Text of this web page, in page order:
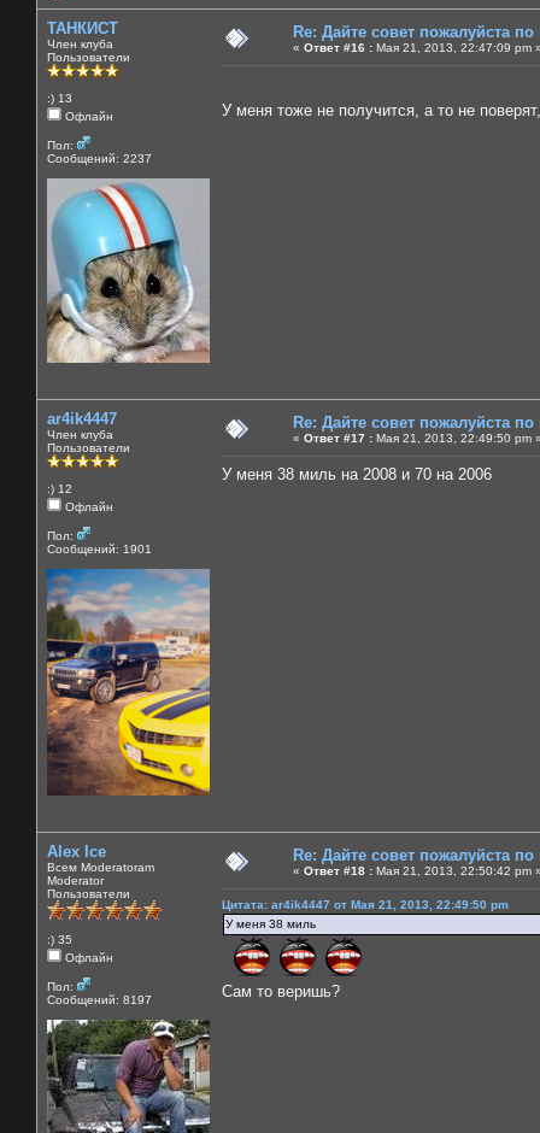
ТАНКИСТ
Член клуба
Пользователи
:) 13
Офлайн
Пол:
Сообщений: 2237
Re: Дайте совет пожалуйста
« Ответ #16 : Мая 21, 2013, 22:47:09 pm
У меня тоже не получится, а то не
ar4ik4447
Член клуба
Пользователи
:) 12
Офлайн
Пол:
Сообщений: 1901
Re: Дайте совет пожалуйста
« Ответ #17 : Мая 21, 2013, 22:49:50 pm
У меня 38 миль на 2008 и 70 на 2006
Alex Ice
Всем Moderatoram
Moderator
Пользователи
:) 35
Офлайн
Пол:
Сообщений: 8197
Re: Дайте совет пожалуйста
« Ответ #18 : Мая 21, 2013, 22:50:42 pm
Цитата: ar4ik4447 от Мая 21, 2013, 22:49:50 pm
У меня 38 миль
Сам то веришь?